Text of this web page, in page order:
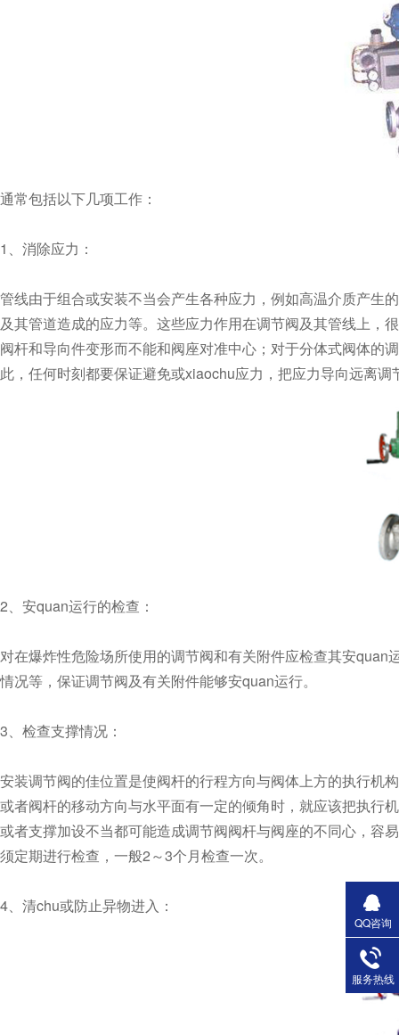
通常包括以下几项工作：
1、消除应力：
管线由于组合或安装不当会产生各种应力，例如高温介质产生
及其管道造成的应力等。这些应力作用在调节阀及其管线上
阀杆和导向件变形而不能和阀座对准中心；对于分体式阀体的调
此，任何时刻都要保证避免或xiaochu应力，把应力导向远离调节
2、安quan运行的检查：
对在爆炸性危险场所使用的调节阀和有关附件应检查其安quan运行
情况等，保证调节阀及有关附件能够安quan运行。
3、检查支撑情况：
安装调节阀的佳位置是使阀杆的行程方向与阀体上方的执行机构
或者阀杆的移动方向与水平面有一定的倾角时，就应该把执行机
或者支撑加设不当都可能造成调节阀阀杆与阀座的不同心，
须定期进行检查，一般2～3个月检查一次。
4、清chu或防止异物进入：
QQ咨询
服务热线